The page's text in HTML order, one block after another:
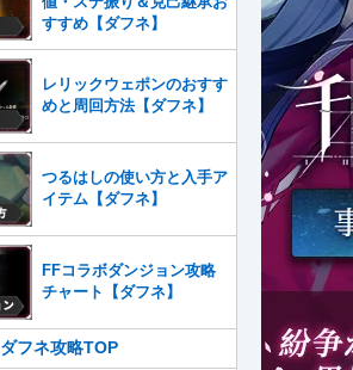
すすめ【ダフネ】
レリックウェポンのおすす
めと周回方法【ダフネ】
つるはしの使い方と入手ア
イテム【ダフネ】
FFコラボダンジョン攻略
チャート【ダフネ】
ダフネ攻略TOP